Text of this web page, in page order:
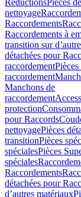
RéductionsPièces
nettoyage
Raccordements
Raccordements à
transition sur
détachées pour
raccordement
raccordement
Manchons de
raccordement
protection
pour Raccords
nettoyagePièces
transitionPièces
spécialesPièces
spéciales
Raccordements
détachées pour
d’autres matériaux